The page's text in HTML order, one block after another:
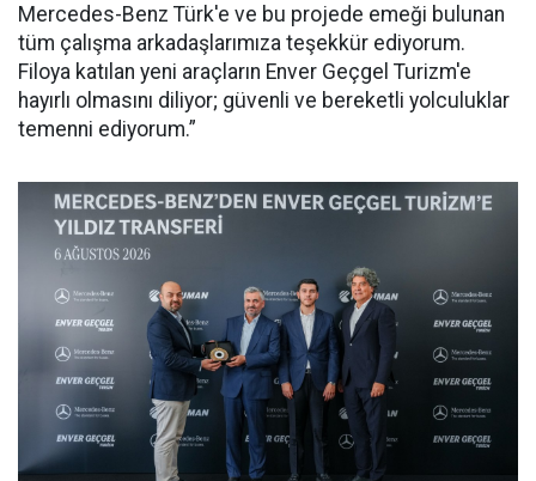
Mercedes-Benz Türk'e ve bu projede emeği bulunan
tüm çalışma arkadaşlarımıza teşekkür ediyorum.
Filoya katılan yeni araçların Enver Geçgel Turizm'e
hayırlı olmasını diliyor; güvenli ve bereketli yolculuklar
temenni ediyorum.”